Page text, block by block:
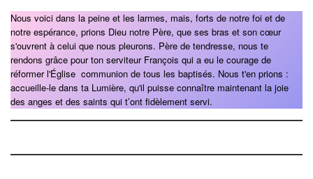
Nous voici dans la peine et les larmes, mais, forts de notre foi et de
notre espérance, prions Dieu notre Père, que ses bras et son cœur
s'ouvrent à celui que nous pleurons. Père de tendresse, nous te
rendons grâce pour ton serviteur François qui a eu le courage de
réformer l'Église communion de tous les baptisés. Nous t'en prions :
accueille-le dans ta Lumière, qu'il puisse connaître maintenant la joie
des anges et des saints qui t’ont fidèlement servi.